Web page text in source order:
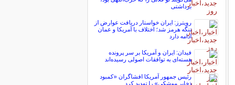
برداشتی
رویترز: ایران خواستار دریافت عوارض از
تنگه هرمز شد؛ اختلاف با آمریکا و عمان
ادامه دارد
فیدان: ایران و آمریکا بر سر پرونده
هسته‌ای به توافقات اصولی رسیده‌اند
رئیس جمهور آمریکا افشاگران «کمبود
ذخایر موشکی» را تهدید کرد